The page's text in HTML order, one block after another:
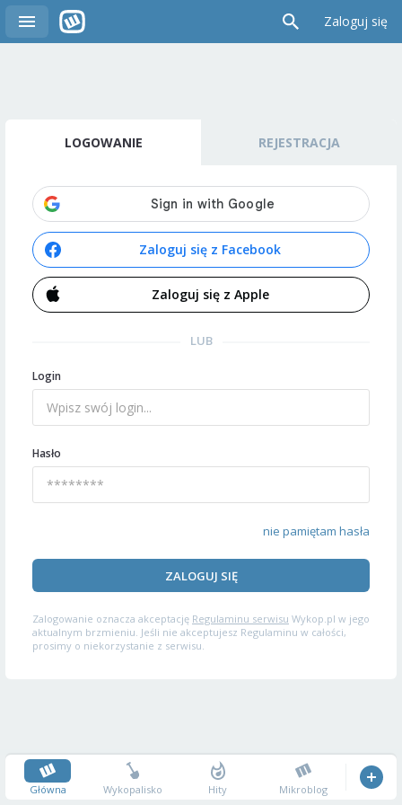
Zaloguj się
LOGOWANIE REJESTRACJA
Zaloguj się z Facebook
Zaloguj się z Apple
LUB
Login
Hasło
nie pamiętam hasła
ZALOGUJ SIĘ
Zalogowanie oznacza akceptację Regulaminu serwisu Wykop.pl w jego
aktualnym brzmieniu. Jeśli nie akceptujesz Regulaminu w całości,
prosimy o niekorzystanie z serwisu.
Główna Wykopalisko Hity Mikroblog